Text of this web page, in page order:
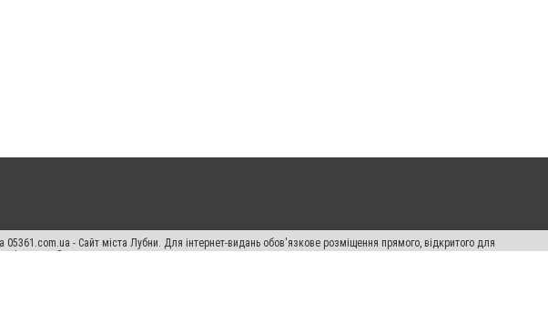
- Сайт міста Лубни. Для інтернет-видань обов'язкове розміщення прямого, відкритого для
Законом.